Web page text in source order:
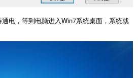
电，等到电脑进入Win7系统桌面，系统就